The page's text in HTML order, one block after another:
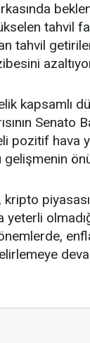
tahvil
tahvil
kapsamlı
Senato
pozitif hava